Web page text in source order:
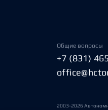
Общие вопросы
+7 (831)
2003-2026